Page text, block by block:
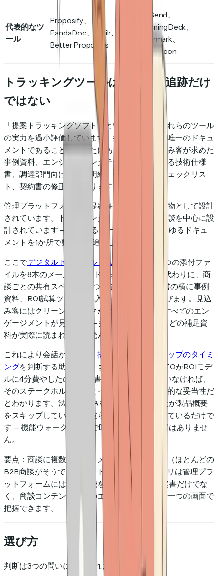
代表的なツ
ール
Proposify、
PandaDoc、Qwilr、
Better Proposals
DocSend、
HummingDeck、
Papermark、
DocBeacon
トラッキングツールは提案書の追跡だけ
ではない
「提案トラッキングソフト」という名前は、これらのツール
の実力を過小評価しています。提案書が商談で唯一のドキュ
メントであることはめったにありません。見込み客が求めた
事例資料、エンジニアリングチームが必要とする技術仕様
書、調達部門向けの料金明細、セキュリティチェックリス
ト、契約書の修正版もあります。
管理プラットフォームは提案書を中心的な成果物として設計
されています。トラッキング・共有ツールは
商談を中心に設
計されています — あらゆるソースからの、あらゆるドキュ
メントを1か所で整理し、追跡します。
ここでデジタルセールスルーム の出番です。5つの添付ファ
イルを8本のメールスレッドにまたがって送る代わりに、商
談ごとの共有スペースを1つ作成します。提案書の横に事例
資料、ROI試算ツール、導入タイムラインが並びます。見込
み客にはクリーンなリンクが1つ。あなたには
すべてのエン
ゲージメントが見えます — 提案書だけでなく、どの補足資
料が実際に読まれ、誰が読んだかまで。
これにより会話が変わり、 提案書のフォローアップのタイミ
ングを判断する助けになります。見込み客のCFOがROIモデ
ルに4分費やしたのに提案書そのものは開いていなければ、
そのステークホルダーにとって重要なのは財務的な妥当性だ
とわかります。法務がMSAをダウンロードしたが製品概要
をスキップしていれば、彼らは自分の仕事をしているだけで
す — 機能ウォークスルーで時間を取らせる必要はありませ
ん。
要点：商談に複数のドキュメントが関わるなら（ほとんどの
B2B商談がそうですが）、トラッキングカテゴリは管理プラ
ットフォームにはない機能を提供します — 提案書だけでな
く、商談コンテンツ全体のエンゲージメントを一つの画面で
把握できます。
選び方
判断は3つの問いに集約されます。